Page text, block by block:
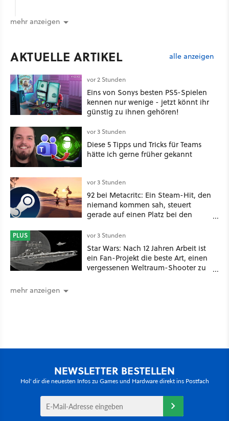
mehr anzeigen
AKTUELLE ARTIKEL alle anzeigen
vor 2 Stunden
Eins von Sonys besten PS5-Spielen
kennen nur wenige - jetzt könnt ihr
günstig zu ihnen gehören!
vor 3 Stunden
Diese 5 Tipps und Tricks für Teams
hätte ich gerne früher gekannt
vor 3 Stunden
92 bei Metacritc: Ein Steam-Hit, den
niemand kommen sah, steuert
gerade auf einen Platz bei den
PLUS vor 3 Stunden
Star Wars: Nach 12 Jahren Arbeit ist
ein Fan-Projekt die beste Art, einen
vergessenen Weltraum-Shooter zu
mehr anzeigen
NEWSLETTER BESTELLEN
Hol' dir die neuesten Infos zu Games und Hardware direkt ins Postfach